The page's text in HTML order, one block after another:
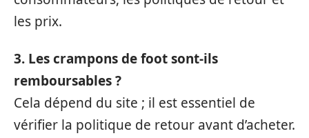
les prix.
3. Les crampons de foot sont-ils
remboursables ?
Cela dépend du site ; il est essentiel de
vérifier la politique de retour avant d’acheter.